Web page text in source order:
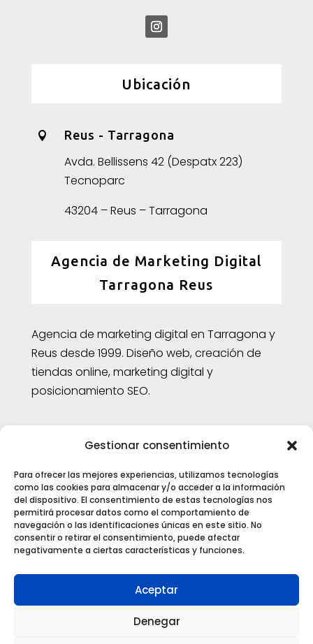
Gestionar consentimiento
Para ofrecer las mejores experiencias, utilizamos tecnologías
como las cookies para almacenar y/o acceder a la información
del dispositivo. El consentimiento de estas tecnologías nos
permitirá procesar datos como el comportamiento de
navegación o las identificaciones únicas en este sitio. No
consentir o retirar el consentimiento, puede afectar
negativamente a ciertas características y funciones.
Aceptar
Denegar
Ubicación
 Reus - Tarragona
Avda. Bellissens 42 (Despatx 223)
Tecnoparc
43204 – Reus – Tarragona
Agencia de Marketing Digital
Tarragona Reus
Agencia de marketing digital en Tarragona y
Reus desde 1999. Diseño web, creación de
tiendas online, marketing digital y
posicionamiento SEO.
Aviso legal|Política de cookies
Enlaces
Agencia SEO
Agencia de marketing digital
Preguntas frecuentes sobre Marketing Digital